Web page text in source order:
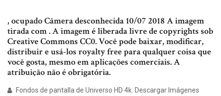
, ocupado Câmera desconhecida 10/07 2018 A imagem
tirada com . A imagem é liberada livre de copyrights sob
Creative Commons CC0. Você pode baixar, modificar,
distribuir e usá-los royalty free para qualquer coisa que
você gosta, mesmo em aplicações comerciais. A
atribuição não é obrigatória.
Fondos de pantalla de Universo HD 4k. Descargar Imágenes